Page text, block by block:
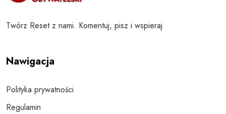
Twórz Reset z nami. Komentuj, pisz i wspieraj
Nawigacja
Polityka prywatności
Regulamin